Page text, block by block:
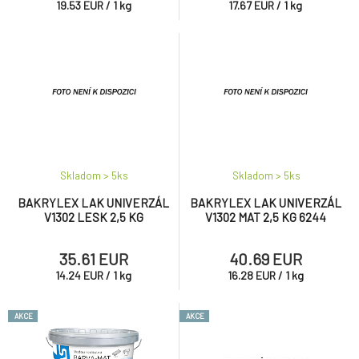
19.53 EUR / 1 kg 17.67 EUR/ 1 kg
BAKRYLEX LAK UNIVERZÁL
V1302 LESK 2,5 KG
Skladom > 5ks
35.61 EUR
14.24 EUR/ 1 kg
BAKRYLEX LAK UNIVERZÁL
V1302 MAT 2,5 KG 6244
Skladom > 5ks
40.69 EUR
16.28 EUR / 1 kg
AKCE AKCE